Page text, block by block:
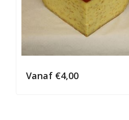
Vanaf €4,00